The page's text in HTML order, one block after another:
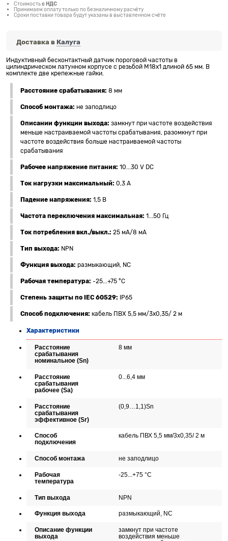
Стоимостьс НДС
Принимаем оплату только по безналичному расчёту
Сроки поставки товара будут указаны в выставленном счёте
Доставка в Калуга
Индуктивный бесконтактный датчик пороговой частоты в
цилиндрическом латунном корпусе с резьбой M18x1 длиной 65 мм. В
комплекте две крепежные гайки.
Расстояние срабатывания: 8 мм
Способ монтажа: не заподлицо
Описании функции выхода: замкнут при частоте воздействия
меньше настраиваемой частоты срабатывания, разомкнут при
частоте воздействия больше настраиваемой частоты
срабатывания
Рабочее напряжение питания: 10...30 V DC
Ток нагрузки максимальный: 0,3 А
Падение напряжения: 1,5 В
Частота переключения максимальная: 1...50 Гц
Ток потребления вкл./выкл.: 25 мА/8 мА
Тип выхода: NPN
Функция выхода: размыкающий, NC
Рабочая температура: -25...+75 °C
Степень защиты по IEC 60529: IP65
Способ подключения: кабель ПВХ 5,5 мм/3x0,35/ 2 м
Характеристики
Расстояние
срабатывания
номинальное (Sn)
8 мм
Расстояние
срабатывания
рабочее (Sa)
0...6,4 мм
Расстояние
срабатывания
эффективное (Sr)
(0,9…1,1)Sn
Способ
подключения
кабель ПВХ 5,5 мм/3x0,35/ 2 м
Способ монтажа не заподлицо
Рабочая
температура
-25...+75 °C
Тип выхода NPN
Функция выхода размыкающий, NC
Описание функции
выхода
замкнут при частоте
воздействия меньше